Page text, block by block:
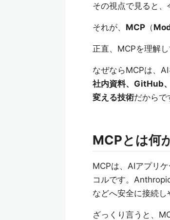
その視点で見ると、
それが、 MCP （
正直、MCPを理解
なぜならMCPは、
社内資料、GitHub
変える技術だからで
MCPとは何
MCPは、AIアプリ
コルです。
などへ安全に接続
ざっくり言うと、